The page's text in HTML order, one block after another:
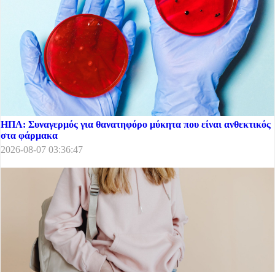
ΗΠΑ: Συναγερμός για θανατηφόρο μύκητα που είναι ανθεκτικός
στα φάρμακα
2026-08-07 03:36:47